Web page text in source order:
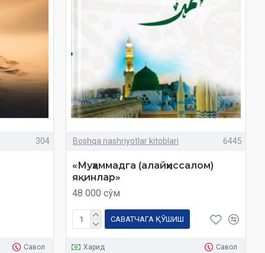
304
Савол
Boshqa nashriyotlar kitoblari 6445
«Муҳаммадга (алайҳиссалом)
яқинлар»
48 000 сўм
САВАТЧАГА ҚЎШИШ
Харид Савол